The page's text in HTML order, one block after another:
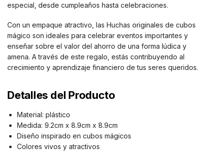
especial, desde cumpleaños hasta celebraciones.
Con un empaque atractivo, las Huchas originales de cubos
mágico son ideales para celebrar eventos importantes y
enseñar sobre el valor del ahorro de una forma lúdica y
amena. A través de este regalo, estás contribuyendo al
crecimiento y aprendizaje financiero de tus seres queridos.
Detalles del Producto
Material: plástico
Medida: 9.2cm x 8.9cm x 8.9cm
Diseño inspirado en cubos mágicos
Colores vivos y atractivos